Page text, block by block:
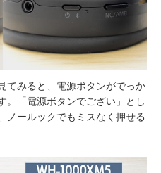
てみると、電源ボタンがでっか
。「電源ボタンでござい」とし
ノールックでもミスなく押せる